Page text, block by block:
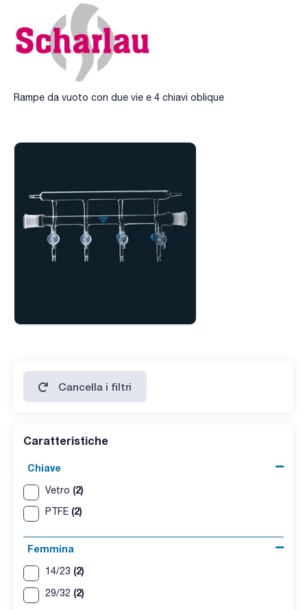
Rampe da vuoto con due vie e 4 chiavi oblique
Cancella i filtri
Caratteristiche
Chiave
Vetro (2)
PTFE (2)
Femmina
14/23 (2)
29/32 (2)